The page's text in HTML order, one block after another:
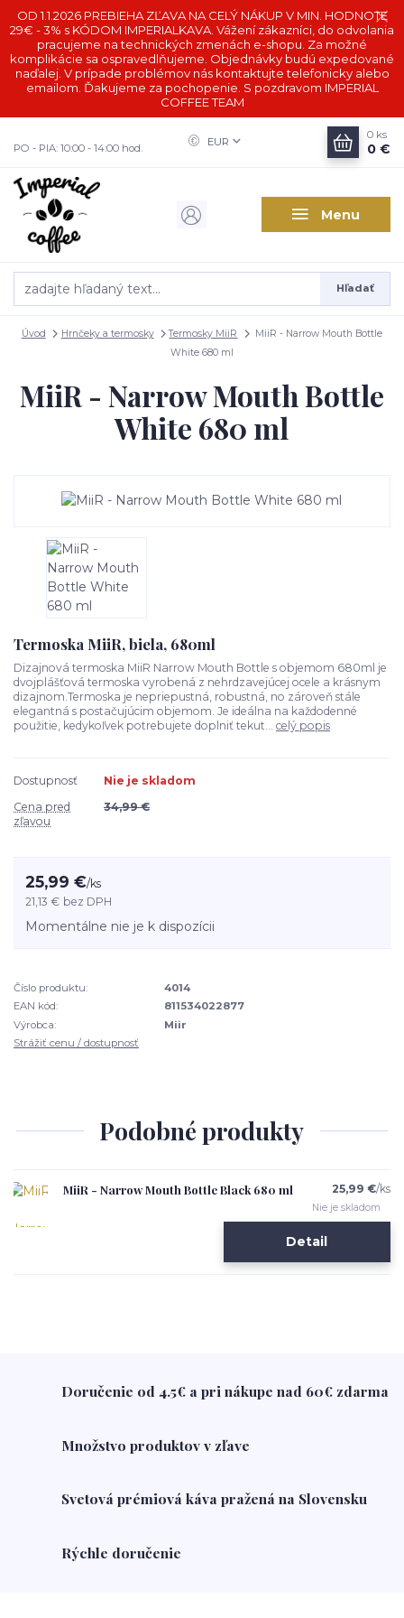
OD 1.1.2026 PREBIEHA ZĽAVA NA CELÝ NÁKUP V MIN. HODNOTE
29€ - 3% s KÓDOM IMPERIALKAVA. Vážení zákazníci, do odvolania
pracujeme na technických zmenách e-shopu. Za možné
komplikácie sa ospravedlňujeme. Objednávky budú expedované
naďalej. V prípade problémov nás kontaktujte telefonicky alebo
emailom. Ďakujeme za pochopenie. S pozdravom IMPERIAL
COFFEE TEAM
Menu
EUR
Hľadať
PO - PIA: 10:00 - 14:00 hod.
0 ks
0 €
Úvod Hrnčeky a termosky Termosky MiiR
MiiR - Narrow Mouth Bottle
White 680 ml
MiiR - Narrow Mouth Bottle
White 680 ml
Termoska MiiR, biela, 680ml
Dizajnová termoska MiiR Narrow Mouth Bottle s objemom 680ml je
dvojplášťová termoska vyrobená z nehrdzavejúcej ocele a krásnym
dizajnom.Termoska je nepriepustná, robustná, no zároveň stále
elegantná s postačujúcim objemom. Je ideálna na každodenné
použitie, kedykoľvek potrebujete doplniť tekut... celý popis
Dostupnosť
Nie je skladom
Cena pred
zľavou
34,99 €
25,99 €/ks
21,13 € bez DPH
Momentálne nie je k dispozícii
Číslo produktu:
4014
EAN kód:
811534022877
Výrobca:
Miir
Strážiť cenu / dostupnosť
Podobné produkty
MiiR - Narrow Mouth Bottle Black 680 ml 25,99 €/ks
Nie je skladom
Detail
Doručenie od 4.5€ a pri nákupe nad 60€ zdarma
Množstvo produktov v zľave
Svetová prémiová káva pražená na Slovensku
Rýchle doručenie